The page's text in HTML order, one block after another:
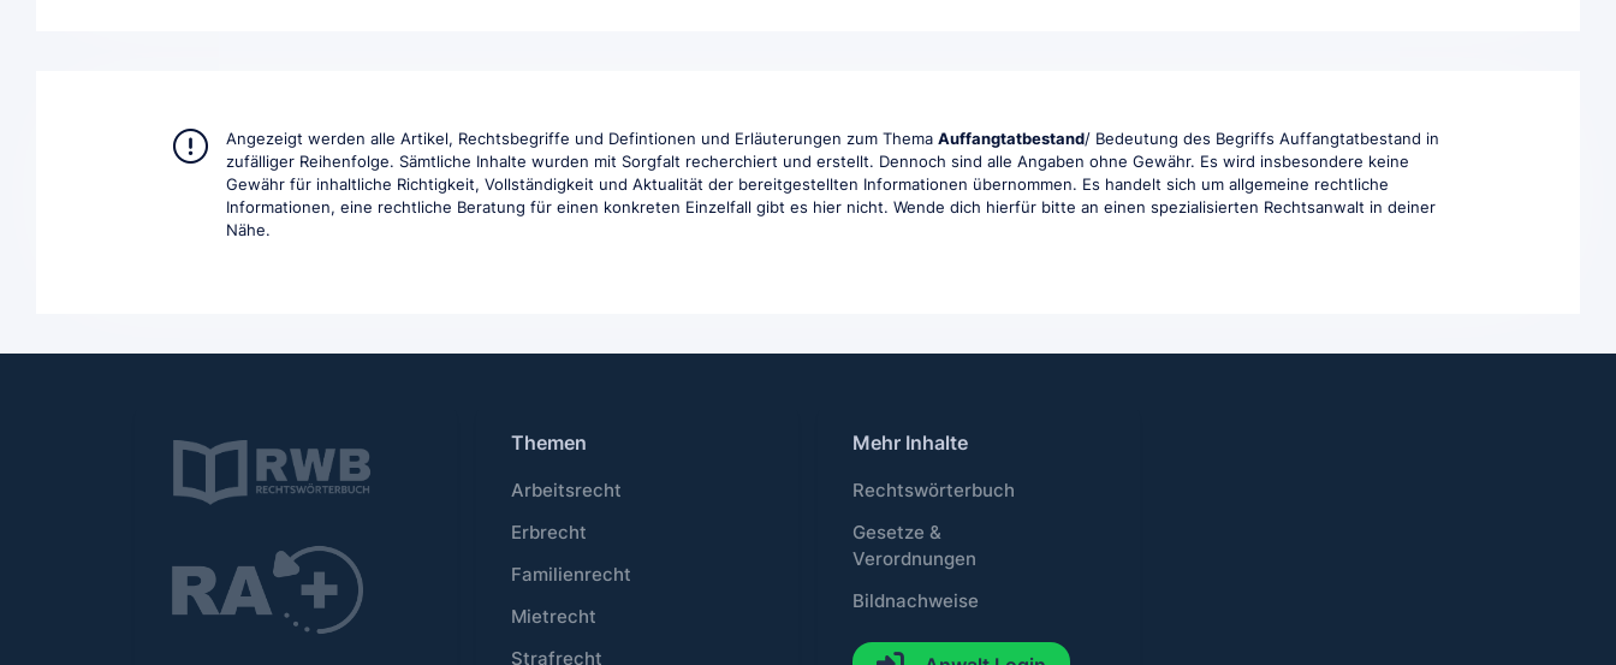
Angezeigt werden alle Artikel, Rechtsbegriffe und Defintionen und Erläuterungen zum ThemaAuffangtatbestand/ Bedeutung des Begriffs Auffangtatbestand in
zufälliger Reihenfolge. Sämtliche Inhalte wurden mit Sorgfalt recherchiert und erstellt. Dennoch sind alle Angaben ohne Gewähr. Es wird insbesondere keine
Gewähr für inhaltliche Richtigkeit, Vollständigkeit und Aktualität der bereitgestellten Informationen übernommen. Es handelt sich um allgemeine rechtliche
Informationen, eine rechtliche Beratung für einen konkreten Einzelfall gibt es hier nicht. Wende dich hierfür bitte an einen spezialisierten Rechtsanwalt in deiner
Nähe.
Themen
Arbeitsrecht
Erbrecht
Familienrecht
Mietrecht
Strafrecht
Mehr Inhalte
Rechtswörterbuch
Gesetze &
Verordnungen
Bildnachweise